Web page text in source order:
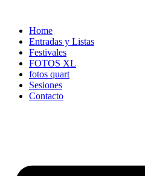
contenidoHome
Entradas y Listas
Festivales
FOTOS XL
fotos quart
Sesiones
Contacto